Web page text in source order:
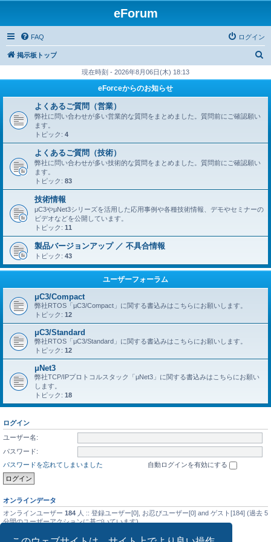
eForum
FAQ ログイン
掲示板トップ
現在時刻 - 2026年8月06日(木) 18:13
eForceからのお知らせ
よくあるご質問（営業）
弊社に問い合わせが多い営業的な質問をまとめました。質問前にご確認願い
ます。
トピック: 4
よくあるご質問（技術）
弊社に問い合わせが多い技術的な質問をまとめました。質問前にご確認願い
ます。
トピック: 83
技術情報
μC3やμNet3シリーズを活用した応用事例や各種技術情報、デモやセミナーの
ビデオなどを公開しています。
トピック: 11
製品バージョンアップ ／ 不具合情報
トピック: 43
ユーザーフォーラム
μC3/Compact
弊社RTOS「μC3/Compact」に関する書込みはこちらにお願いします。
トピック: 12
μC3/Standard
弊社RTOS「μC3/Standard」に関する書込みはこちらにお願いします。
トピック: 12
μNet3
弊社TCP/IPプロトコルスタック「μNet3」に関する書込みはこちらにお願い
します。
トピック: 18
ログイン
ユーザー名:
パスワード:
パスワードを忘れてしまいました
自動ログインを有効にする
オンラインデータ
オンラインユーザー 184 人 :: 登録ユーザー[0], お忍びユーザー[0] and ゲスト[184] (過去 5
分間のユーザーアクションに基づいています)